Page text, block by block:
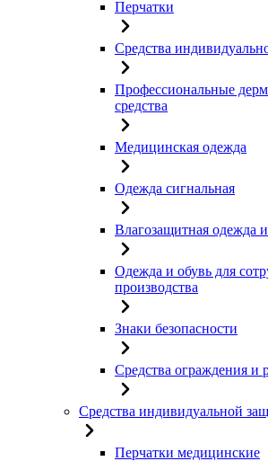
Перчатки
Средства
Профессиональные
средства
Медицинская одежда
Одежда сигнальная
Влагозащитная одежда
Одежда и обувь для
производства
Знаки безопасности
Средства ограждения и
Средства индивидуальной
Перчатки медицинские